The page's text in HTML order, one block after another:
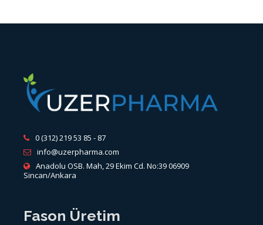
0 (312) 219 53 85 - 87
info@uzerpharma.com
Anadolu OSB. Mah, 29 Ekim Cd. No:39 06909
Sincan/Ankara
Fason Üretim